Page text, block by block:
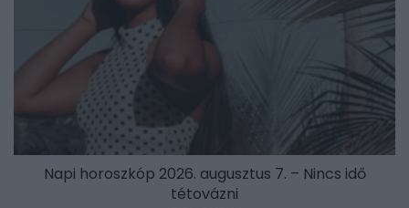
Napi horoszkóp 2026. augusztus 7. – Nincs idő
tétovázni